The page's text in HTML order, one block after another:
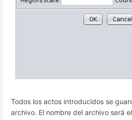
Todos los actos introducidos se
archivo. El nombre del archivo será